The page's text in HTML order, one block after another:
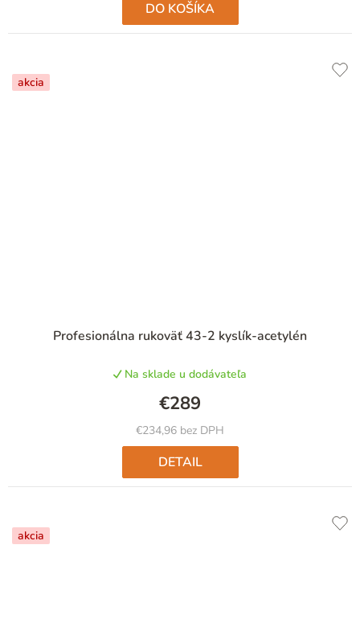
DO KOŠÍKA
akcia
Profesionálna rukoväť 43-2 kyslík-acetylén
Na sklade u dodávateľa
€234,96 bez DPH
€289
DETAIL
akcia